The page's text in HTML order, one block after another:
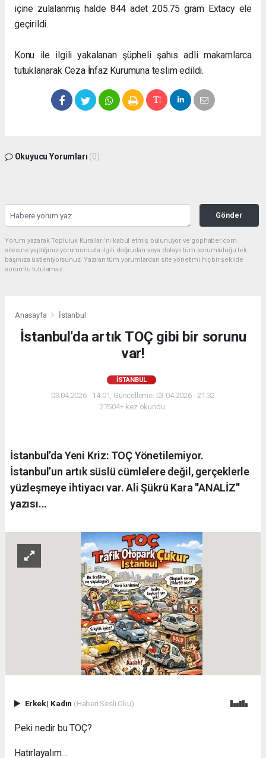
içine zulalanmış halde 844 adet 205.75 gram Extacy ele
geçirildi.
Konu ile ilgili yakalanan şüpheli şahıs adli makamlarca
tutuklanarak Ceza İnfaz Kurumuna teslim edildi.
Okuyucu Yorumları (0)
Gönder
Yorum yazarak Topluluk Kuralları’nı kabul etmiş bulunuyor ve gophaber.com
sitesine yaptığınız yorumunuzla ilgili doğrudan veya dolaylı tüm sorumluluğu tek
başınıza üstleniyorsunuz. Yazılan tüm yorumlardan site yönetimi hiçbir şekilde
sorumlu tutulamaz.
Anasayfa İstanbul
İstanbul'da artık TOÇ gibi bir sorunu
var!
İSTANBUL
03.04.2026 - 14:01, Güncelleme: 03.04.2026 - 21:32
27504+ kez okundu.
İstanbul’da Yeni Kriz: TOÇ Yönetilemiyor.
İstanbul’un artık süslü cümlelere değil, gerçeklerle
yüzleşmeye ihtiyacı var. Ali Şükrü Kara ''ANALİZ''
yazısı...
Erkek| Kadın (Haberi Sesli Oku)
Peki nedir bu TOÇ?
Hatırlayalım…